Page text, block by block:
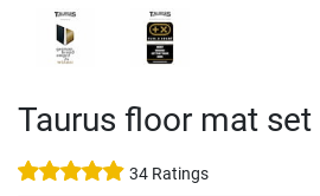
Taurus floor mat set
34 Ratings